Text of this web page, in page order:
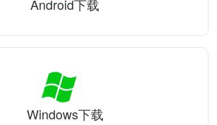
Android下载
Windows下载